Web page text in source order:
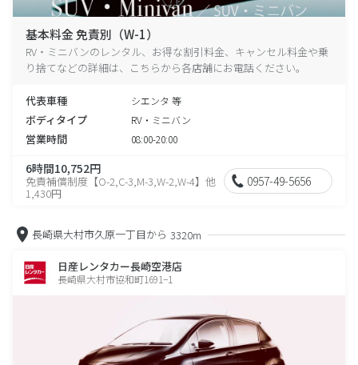
基本料金 免責別（W-1）
RV・ミニバンのレンタル、お得な割引料金、キャンセル料金や乗
り捨てなどの詳細は、こちらから各店舗にお電話ください。
代表車種 シエンタ 等
ボディタイプ RV・ミニバン
営業時間 08:00-20:00
6時間10,752円
免責補償制度【O-2,C-3,M-3,W-2,W-4】他
1,430円
0957-49-5656
長崎県大村市久原一丁目から 3320m
日産レンタカー長崎空港店
長崎県大村市協和町1691−1